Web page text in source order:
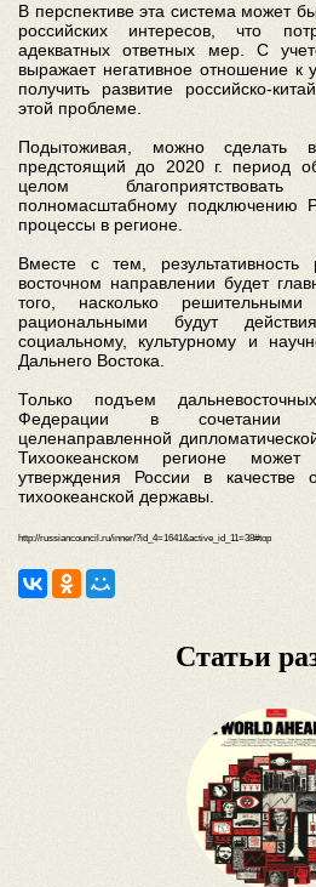
В перспективе эта система может
российских интересов, что
адекватных ответных мер. С
выражает негативное отношение к
получить развитие российско-
этой проблеме.
Подытоживая, можно
предстоящий до 2020 г. период
целом
полномасштабному подключению
процессы в регионе.
Вместе с тем, результативность
восточном направлении будет
того, насколько
рациональными будут
социальному, культурному и
Дальнего Востока.
Только подъем
Федерации в сочетании с
целенаправленной
Тихоокеанском регионе
утверждения России в качестве
тихоокеанской державы.
http://russiancouncil.ru/inner/?id_4=1641&active_id_11=38#top
Статьи